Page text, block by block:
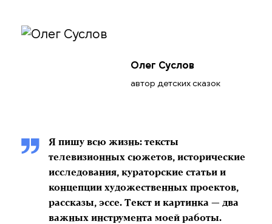
Олег Суслов
автор детских сказок
Я пишу всю жизнь: тексты
телевизионных сюжетов, исторические
исследования, кураторские статьи и
концепции художественных проектов,
рассказы, эссе. Текст и картинка — два
важных инструмента моей работы.